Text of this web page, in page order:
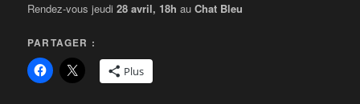
Rendez-vous jeudi 28 avril, 18h au Chat Bleu
PARTAGER :
Plus